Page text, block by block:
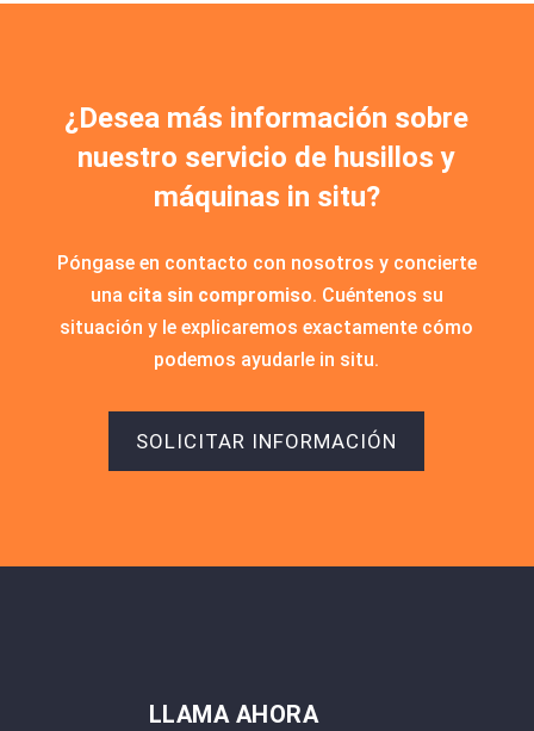
¿Desea más información sobre
nuestro servicio de husillos y
máquinas in situ?
Póngase en contacto con nosotros y concierte
una cita sin compromiso. Cuéntenos su
situación y le explicaremos exactamente cómo
podemos ayudarle in situ.
SOLICITAR INFORMACIÓN
LLAMA AHORA